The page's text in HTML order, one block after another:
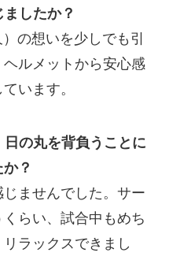
したか？
の想いを少しでも引
ルメットから安心感
います。
の丸を背負うことに
？
ませんでした。サー
らい、試合中もめち
ラックスできまし